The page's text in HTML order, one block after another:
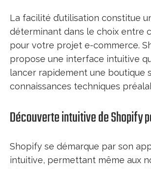
La facilité d’utilisation constitue
déterminant dans le choix entre
pour votre projet e-commerce.
propose une interface intuitive
lancer rapidement une boutique
connaissances techniques
Découverte intuitive de Shopify
Shopify se démarque par son
intuitive, permettant même aux